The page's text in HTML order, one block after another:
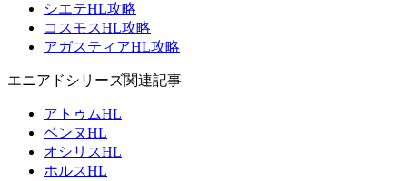
シエテHL攻略
コスモスHL攻略
アガスティアHL攻略
エニアドシリーズ関連記事
アトゥムHL
ベンヌHL
オシリスHL
ホルスHL